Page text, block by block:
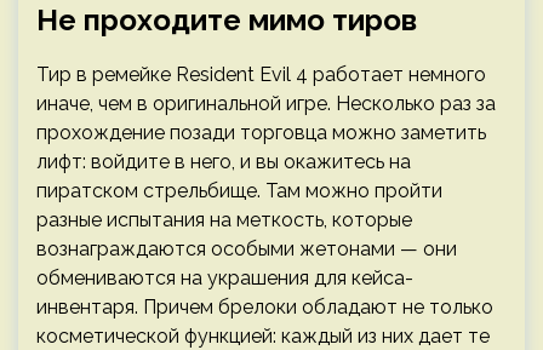
Не проходите мимо тиров
Тир в ремейке Resident Evil 4 работает немного
иначе, чем в оригинальной игре. Несколько раз за
прохождение позади торговца можно заметить
лифт: войдите в него, и вы окажитесь на
пиратском стрельбище. Там можно пройти
разные испытания на меткость, которые
вознаграждаются особыми жетонами — они
обмениваются на украшения для кейса-
инвентаря. Причем брелоки обладают не только
косметической функцией: каждый из них дает те